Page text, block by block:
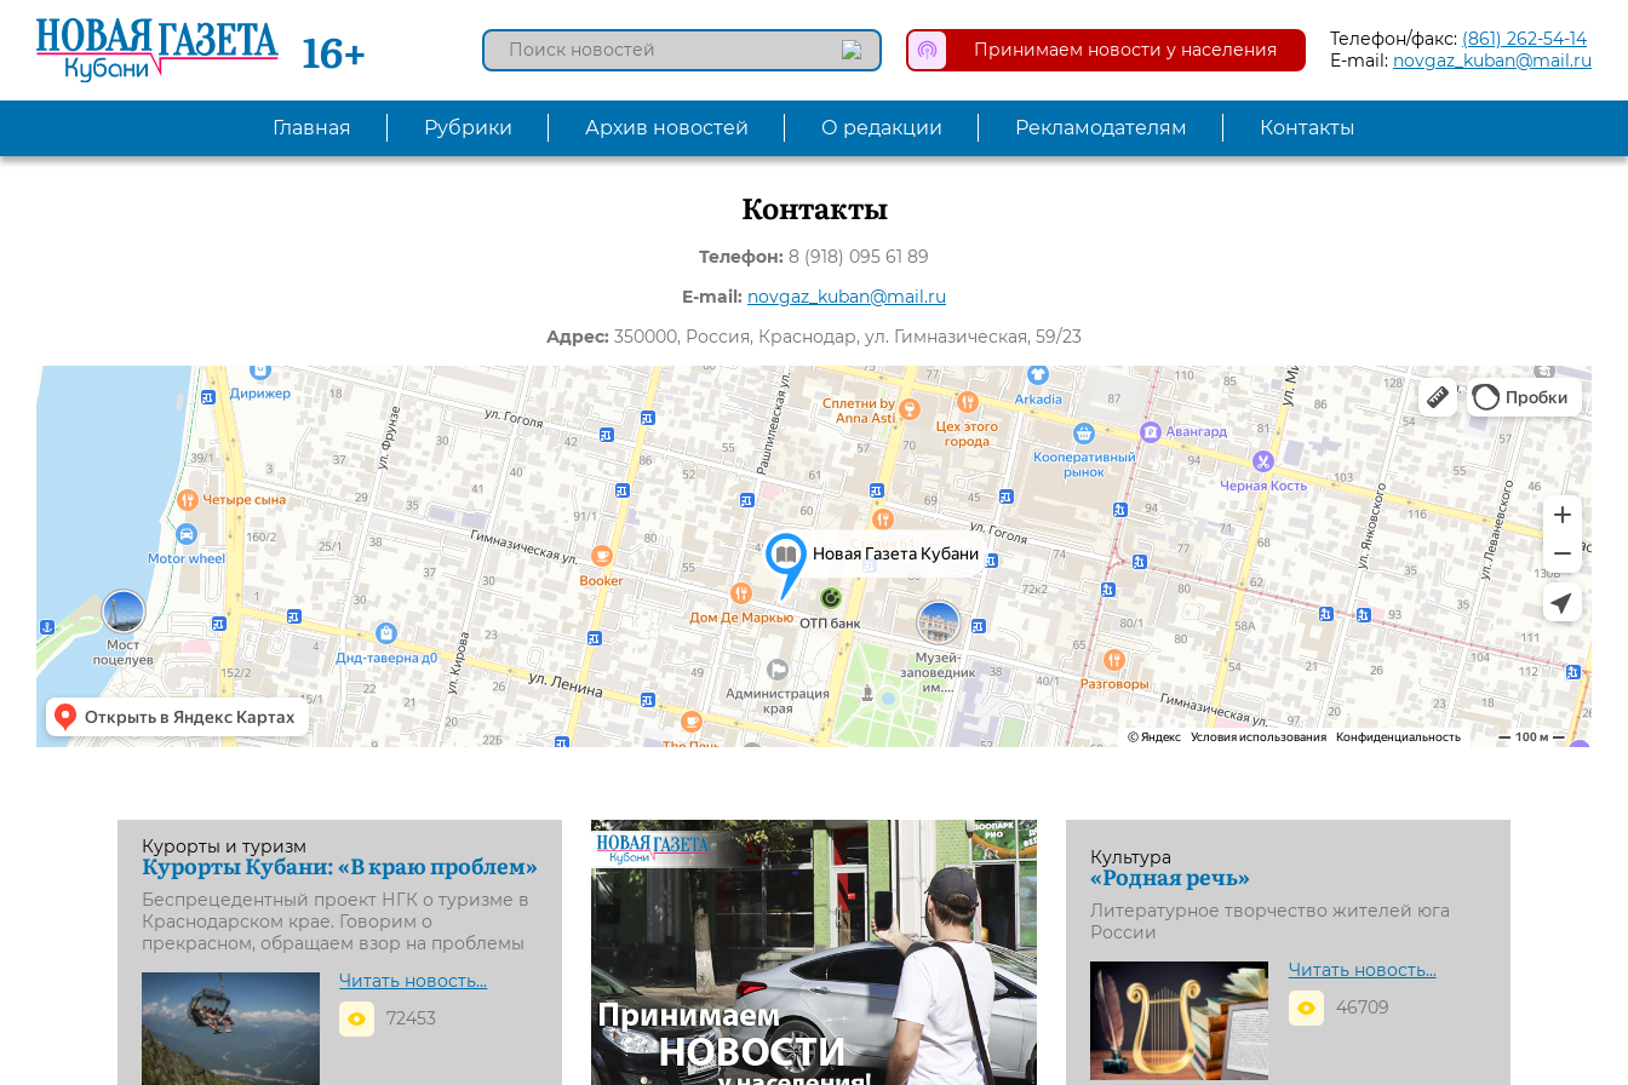
16+ Принимаем новости у населения Телефон/факс: (861) 262-54-14
E-mail: novgaz_kuban@mail.ru
Главная Рубрики Архив новостей О редакции Рекламодателям Контакты
Контакты
Телефон: 8 (918) 095 61 89
E-mail: novgaz_kuban@mail.ru
Адрес: 350000, Россия, Краснодар, ул. Гимназическая, 59/23
Курорты и туризм
Курорты Кубани: «В краю проблем»
Беспрецедентный проект НГК о туризме в
Краснодарском крае. Говорим о
прекрасном, обращаем взор на проблемы
Читать новость...
72453
Культура
«Родная речь»
Литературное творчество жителей юга
России
Читать новость...
46709